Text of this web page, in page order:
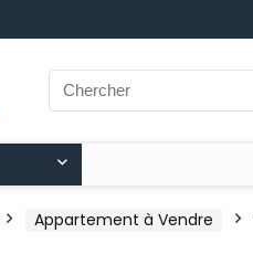
Appartement à Vendre